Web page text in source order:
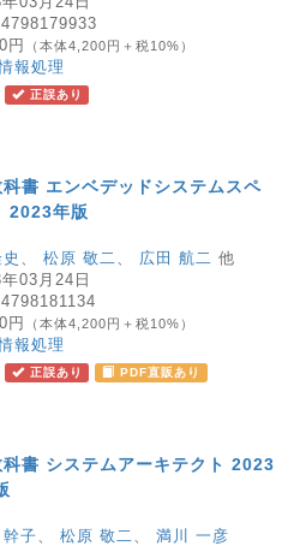
円 （本体4,200円＋税10%）
報処理
正誤あり
書 エンベデッドシステムスペ
2023年版
、 松原 敬二、 広田 航二 他
03月24日
円 （本体4,200円＋税10%）
報処理
正誤あり PDF直販あり
書 システムアーキテクト 2023
子、 松原 敬二、 満川 一彦